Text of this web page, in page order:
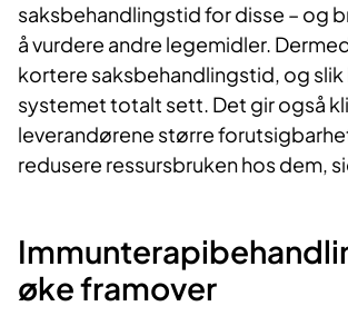
saksbehandlingstid for disse – og
å vurdere andre legemidler.
kortere saksbehandlingstid, og
systemet totalt sett. Det gir også
leverandørene større
redusere ressursbruken hos dem,
øke framover